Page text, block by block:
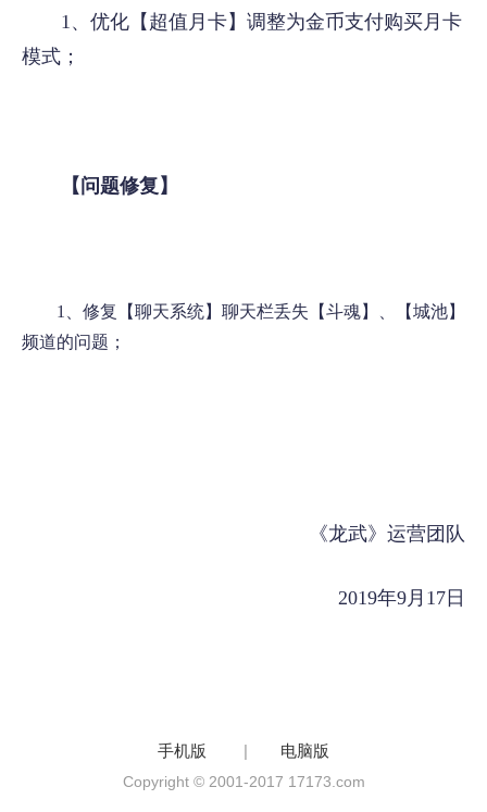
1、优化【超值月卡】调整为金币支付购买月卡
模式；
【问题修复】
1、修复【聊天系统】聊天栏丢失【斗魂】、【城池】
频道的问题；
《龙武》运营团队
2019年9月17日
手机版 | 电脑版
Copyright © 2001-2017 17173.com